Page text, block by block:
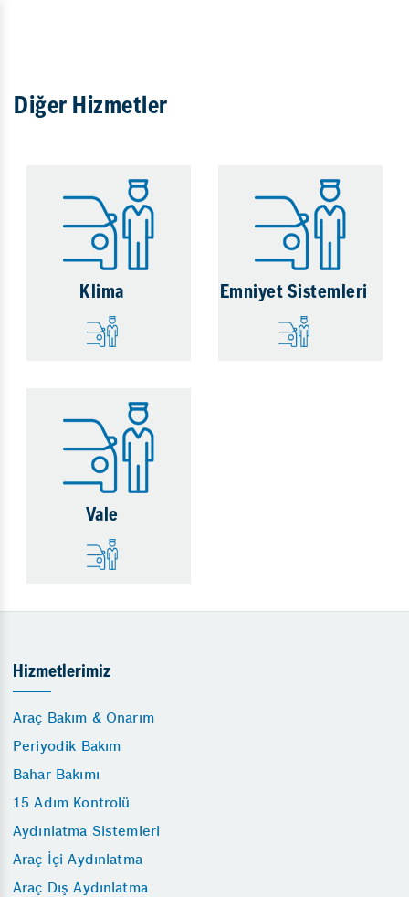
Diğer Hizmetler
Klima Emniyet Sistemleri
Vale
Hizmetlerimiz
Araç Bakım & Onarım
Periyodik Bakım
Bahar Bakımı
15 Adım Kontrolü
Aydınlatma Sistemleri
Araç İçi Aydınlatma
Araç Dış Aydınlatma